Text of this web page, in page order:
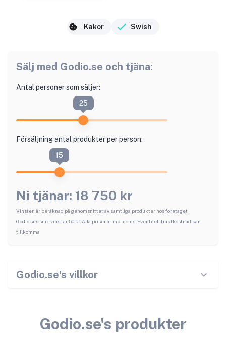
Kakor Swish
Sälj med Godio.se och tjäna:
Antal personer som säljer:
25
Försäljning antal produkter per person:
15
Ni tjänar: 18 750 kr
Vinsten är beräknad på genomsnittet av samtliga produkter hos företaget.
Godio.se's snittvinst är 50 kr. Alla priser är ink moms. Eventuell fraktkostnad kan
tillkomma.
Godio.se's villkor
Godio.se's produkter